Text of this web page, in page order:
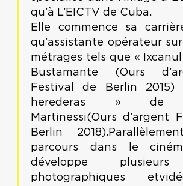
qu’à L’EICTV de Cuba.
Elle commence sa
qu’assistante opérateur
métrages tels que «
Bustamante (Ours
Festival de Berlin
herederas » de
Martinessi(Ours d’argent
Berlin
parcours dans le
développe
photographiques